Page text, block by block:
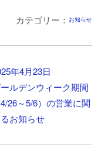
カテゴリー： お知らせ
年4月23日
ルデンウィーク期間
4/26～5/6）の営業に関
お知らせ